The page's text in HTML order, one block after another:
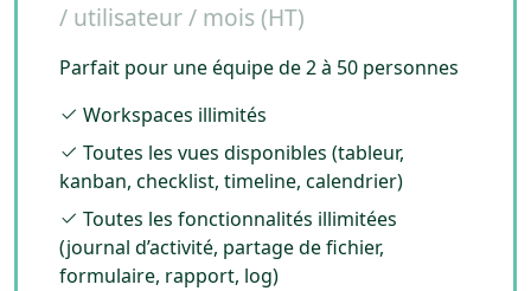
/ utilisateur / mois (HT)
Parfait pour une équipe de 2 à 50 personnes
Workspaces illimités
Toutes les vues disponibles (tableur,
kanban, checklist, timeline, calendrier)
Toutes les fonctionnalités illimitées
(journal d’activité, partage de fichier,
formulaire, rapport, log)